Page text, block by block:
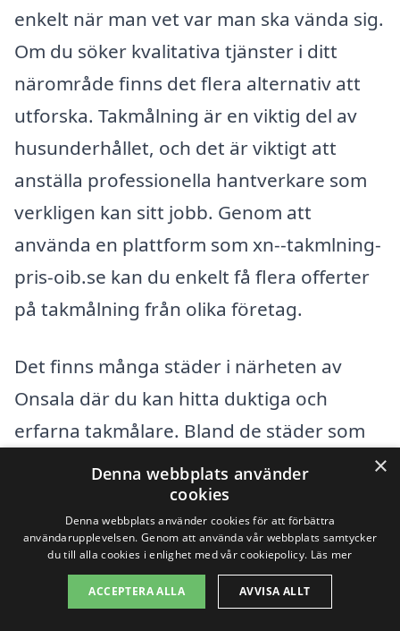
enkelt när man vet var man ska vända sig.
Om du söker kvalitativa tjänster i ditt
närområde finns det flera alternativ att
utforska. Takmålning är en viktig del av
husunderhållet, och det är viktigt att
anställa professionella hantverkare som
verkligen kan sitt jobb. Genom att
använda en plattform som xn--takmlning-
pris-oib.se kan du enkelt få flera offerter
på takmålning från olika företag.
Det finns många städer i närheten av
Onsala där du kan hitta duktiga och
erfarna takmålare. Bland de städer som
du kan överväga är:
Kungsbacka
Fjärås
Göteborg
×
Denna webbplats använder
cookies
Denna webbplats använder cookies för att förbättra
användarupplevelsen. Genom att använda vår webbplats samtycker
du till alla cookies i enlighet med vår cookiepolicy. Läs mer
ACCEPTERA ALLA AVVISA ALLT